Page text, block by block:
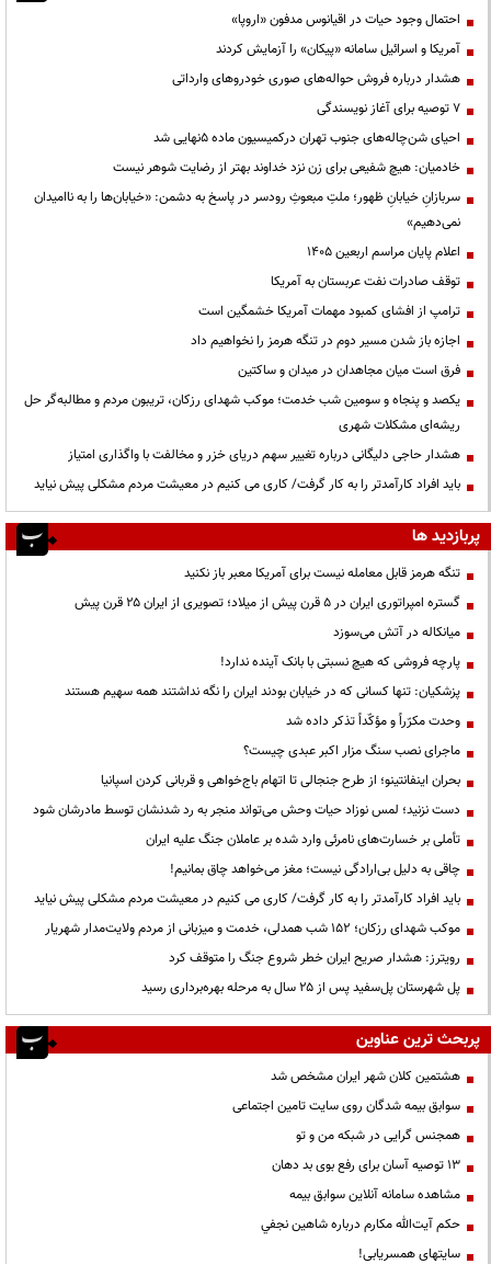
احتمال وجود حیات در اقیانوس مدفون «اروپا»
آمریکا و اسرائیل سامانه «پیکان» را آزمایش کردند
هشدار درباره فروش حواله‌های صوری خودروهای وارداتی
۷ توصیه برای آغاز نویسندگی
احیای شن‌چاله‌های جنوب تهران درکمیسیون ماده ۵نهایی شد
خادمیان: هیچ شفیعی برای زن نزد خداوند بهتر از رضایت شوهر نیست
سربازانِ خیابانِ ظهور؛ ملتِ مبعوثِ رودسر در پاسخ به دشمن: «خیابان‌ها را به ناامیدان
نمی‌دهیم»
اعلام پایان مراسم اربعین ۱۴۰۵
توقف صادرات نفت عربستان به آمریکا
ترامپ از افشای کمبود مهمات آمریکا خشمگین است
اجازه باز شدن مسیر دوم در تنگه هرمز را نخواهیم داد
فرق است میان مجاهدان در میدان و ساکتین
یکصد و پنجاه و سومین شب خدمت؛ موکب شهدای رزکان، تریبون مردم و مطالبه‌گر حل
ریشه‌ای مشکلات شهری
هشدار حاجی دلیگانی درباره تغییر سهم دریای خزر و مخالفت با واگذاری امتیاز
باید افراد کارآمدتر را به کار گرفت/ کاری می کنیم در معیشت مردم مشکلی پیش نیاید
پربازدید ها
تنگه هرمز قابل معامله نیست برای آمریکا معبر باز نکنید
گستره امپراتوری ایران در ۵ قرن پیش از میلاد؛ تصویری از ایران ۲۵ قرن پیش
میانکاله در آتش می‌سوزد
پارچه فروشی که هیچ نسبتی با بانک آینده ندارد!
پزشکیان: تنها کسانی که در خیابان بودند ایران را نگه نداشتند همه سهیم هستند
وحدت مکرّراً و مؤکّداً تذکر داده شد
ماجرای نصب سنگ مزار اکبر عبدی چیست؟
بحران اینفانتینو؛ از طرح جنجالی تا اتهام باج‌خواهی و قربانی کردن اسپانیا
دست نزنید؛ لمس نوزاد حیات وحش می‌تواند منجر به رد شدنشان توسط مادرشان شود
تأملی بر خسارت‌های نامرئی وارد شده بر عاملان جنگ علیه ایران
چاقی به دلیل بی‌ارادگی نیست؛ مغز می‌خواهد چاق بمانیم!
باید افراد کارآمدتر را به کار گرفت/ کاری می کنیم در معیشت مردم مشکلی پیش نیاید
موکب شهدای رزکان؛ ۱۵۲ شب همدلی، خدمت و میزبانی از مردم ولایت‌مدار شهریار
رویترز: هشدار صریح ایران خطر شروع جنگ را متوقف کرد
پل شهرستان پل‌سفید پس از ۲۵ سال به مرحله بهره‌برداری رسید
پربحث ترین عناوین
هشتمین کلان شهر ایران مشخص شد
سوابق بیمه شدگان روی سایت تامین اجتماعی
همجنس گرایی در شبکه من و تو
13 توصیه آسان برای رفع بوی بد دهان
مشاهده سامانه آنلاين سوابق بیمه
حكم آيت‌الله مكارم درباره شاهين نجفي
سایتهای همسریابی!